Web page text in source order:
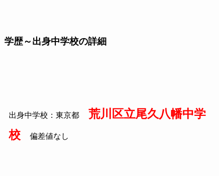
学歴～出身中学校の詳細
出身中学校：東京都
荒川区立尾久八幡中学
校
偏差値なし